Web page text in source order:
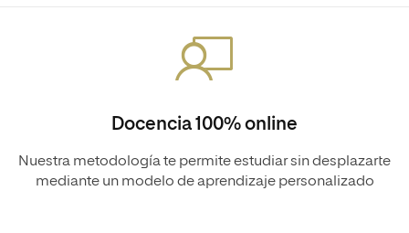
Docencia 100% online
Nuestra metodología te permite estudiar sin desplazarte
mediante un modelo de aprendizaje personalizado